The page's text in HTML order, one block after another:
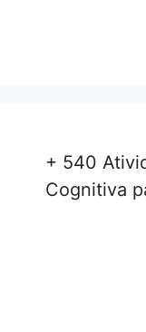
+ 540
Cognitiva